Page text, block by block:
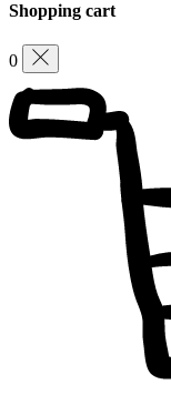
Shopping cart
0